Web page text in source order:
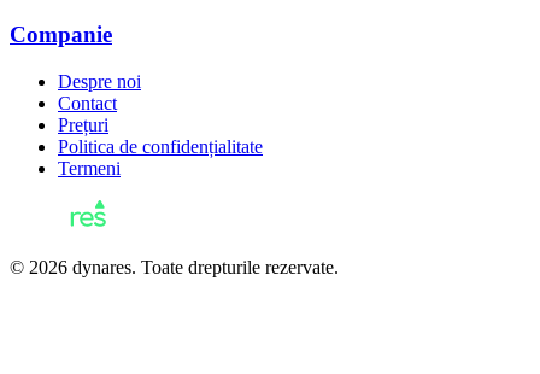
Companie
Despre noi
Contact
Prețuri
Politica de confidențialitate
Termeni
© 2026 dynares. Toate drepturile rezervate.